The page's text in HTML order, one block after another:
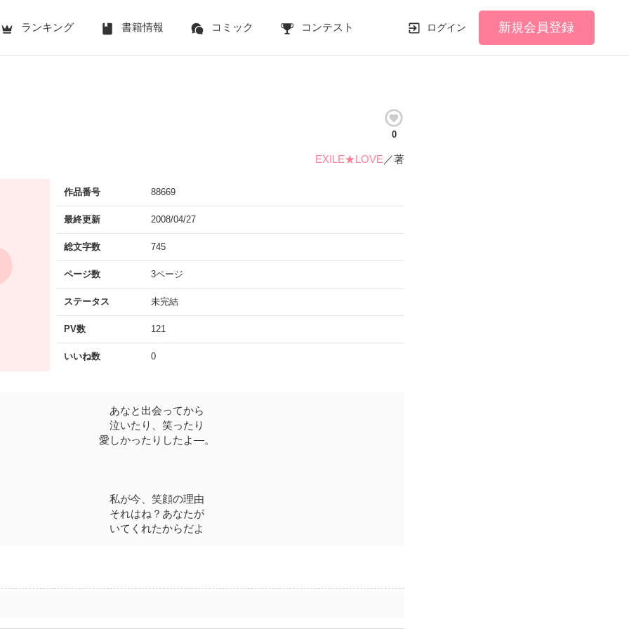
ランキング 書籍情報 コミック コンテスト ログイン 新規会員登録
0
EXILE★LOVE ／著
作品番号 88669
最終更新 2008/04/27
総文字数 745
ページ数 3ページ
ステータス 未完結
PV数 121
いいね数 0
あなと出会ってから
泣いたり、笑ったり
愛しかったりしたよ―。
私が今、笑顔の理由
それはね？あなたが
いてくれたからだよ